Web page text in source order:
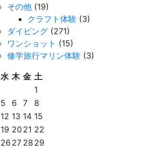
その他 (19)
クラフト体験 (3)
ダイビング (271)
ワンショット (15)
修学旅行マリン体験 (3)
水 木 金 土
1
5 6 7
8
12 13 14 15
19 20 21 22
26 27 28 29